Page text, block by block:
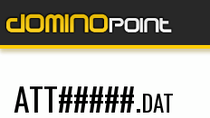
ATT#####.dat